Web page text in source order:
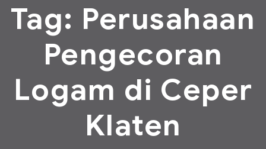
Tag: Perusahaan
Pengecoran
Logam di Ceper
Klaten